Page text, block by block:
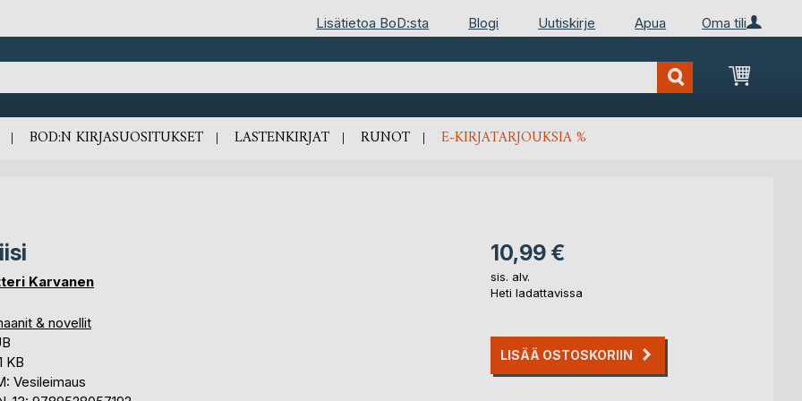
Oma tili
Lisätietoa BoD:sta Blogi Uutiskirje Apua
BOD:N KIRJASUOSITUKSET LASTENKIRJAT RUNOT E-KIRJATARJOUKSIA %
Karvanen
& novellit
KB
Vesileimaus
10,99 €
sis. alv.
Heti ladattavissa
LISÄÄ OSTOSKORIIN